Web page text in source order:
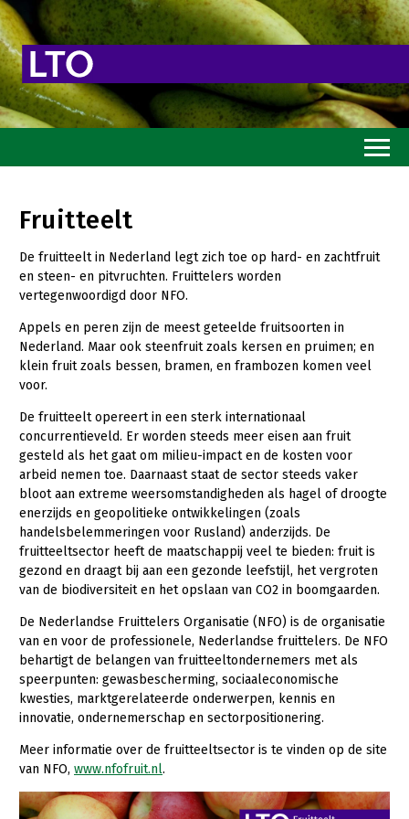
Toekomstvisie
Goed eten
Mooi groen
Sterk ondernemerschap
Transitiepaden
Gezonde planten
Gezonde dieren
Natuur, klimaat en energie
Bodem en water
Platteland en omgeving
Internationaal
Sectoren
Dier
Biologische Landbouw
Geitenhouderij
Kalverhouderij
Plant
Akkerbouw
Biologische Landbouw
Fruitteelt
De fruitteelt in Nederland legt zich toe op hard- en zachtfruit
en steen- en pitvruchten. Fruittelers worden
vertegenwoordigd door NFO.
Appels en peren zijn de meest geteelde fruitsoorten in
Nederland. Maar ook steenfruit zoals kersen en pruimen; en
klein fruit zoals bessen, bramen, en frambozen komen veel
voor.
De fruitteelt opereert in een sterk internationaal
concurrentieveld. Er worden steeds meer eisen aan fruit
gesteld als het gaat om milieu-impact en de kosten voor
arbeid nemen toe. Daarnaast staat de sector steeds vaker
bloot aan extreme weersomstandigheden als hagel of droogte
enerzijds en geopolitieke ontwikkelingen (zoals
handelsbelemmeringen voor Rusland) anderzijds. De
fruitteeltsector heeft de maatschappij veel te bieden: fruit is
gezond en draagt bij aan een gezonde leefstijl, het vergroten
van de biodiversiteit en het opslaan van CO2 in boomgaarden.
De Nederlandse Fruittelers Organisatie (NFO) is de organisatie
van en voor de professionele, Nederlandse fruittelers. De NFO
behartigt de belangen van fruitteeltondernemers met als
speerpunten: gewasbescherming, sociaaleconomische
kwesties, marktgerelateerde onderwerpen, kennis en
innovatie, ondernemerschap en sectorpositionering.
Meer informatie over de fruitteeltsector is te vinden op de site
van NFO, www.nfofruit.nl.